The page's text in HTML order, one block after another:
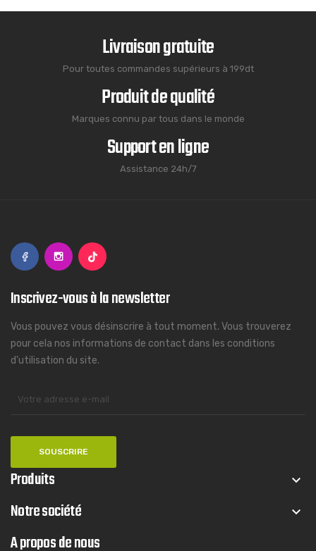
Livraison gratuite
Pour toutes commandes supérieurs à 199dt
Produit de qualité
Marques connu par tous dans le monde
Support en ligne
Assistance 24h/7
Inscrivez-vous à la newsletter
Vous pouvez vous désinscrire à tout moment. Vous trouverez
pour cela nos informations de contact dans les conditions
d'utilisation du site.
Produits keyboard_arrow_down
Notre société keyboard_arrow_down
A propos de nous